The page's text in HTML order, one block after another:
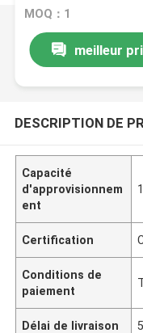
MOQ：1
meilleur
DESCRIPTION DE
Capacité
d'approvisionnem
ent
Certification
Conditions de
paiement
Délai de livraison